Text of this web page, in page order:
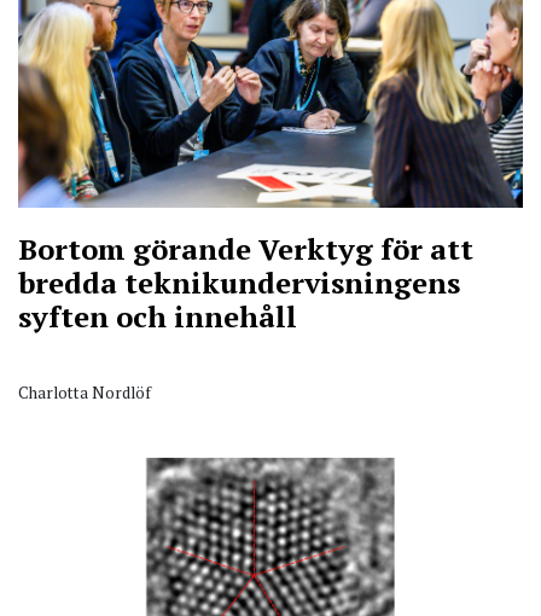
Bortom görandeVerktyg för att
bredda teknikundervisningens
syften och innehåll
Charlotta Nordlöf